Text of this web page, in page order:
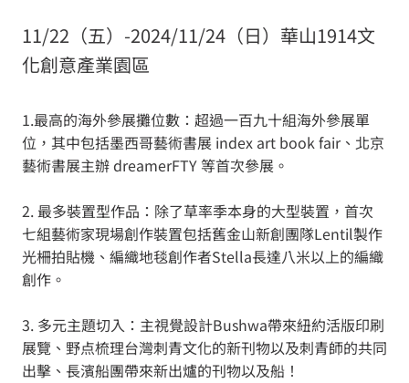
11/22（五）-2024/11/24（日）華山1914文
化創意產業園區
1.最高的海外參展攤位數：超過一百九十組海外參展單
位，其中包括墨西哥藝術書展 index art book fair、北京
藝術書展主辦 dreamerFTY 等首次參展。
2. 最多裝置型作品：除了草率季本身的大型裝置，首次
七組藝術家現場創作裝置包括舊金山新創團隊Lentil製作
光柵拍貼機、編織地毯創作者Stella長達八米以上的編織
創作。
3. 多元主題切入：主視覺設計Bushwa帶來紐約活版印刷
展覽、野点梳理台灣刺青文化的新刊物以及刺青師的共同
出擊、長濱船團帶來新出爐的刊物以及船！